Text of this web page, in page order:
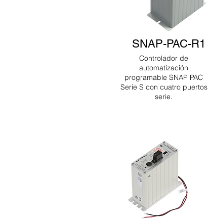
SNAP-PAC-R1
Controlador de
automatización
programable SNAP PAC
Serie S con cuatro puertos
serie.